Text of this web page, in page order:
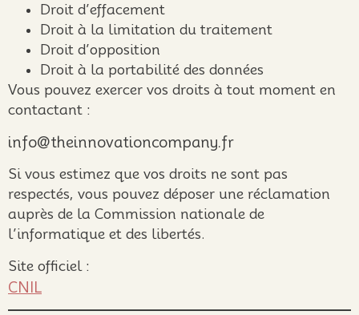
Droit d’effacement
Droit à la limitation du traitement
Droit d’opposition
Droit à la portabilité des données
Vous pouvez exercer vos droits à tout moment en
contactant :
info@theinnovationcompany.fr
Si vous estimez que vos droits ne sont pas
respectés, vous pouvez déposer une réclamation
auprès de la Commission nationale de
l’informatique et des libertés.
Site officiel :
CNIL